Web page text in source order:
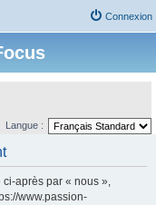
Connexion
Langue :
ci-après par « nous »,
www.passion-